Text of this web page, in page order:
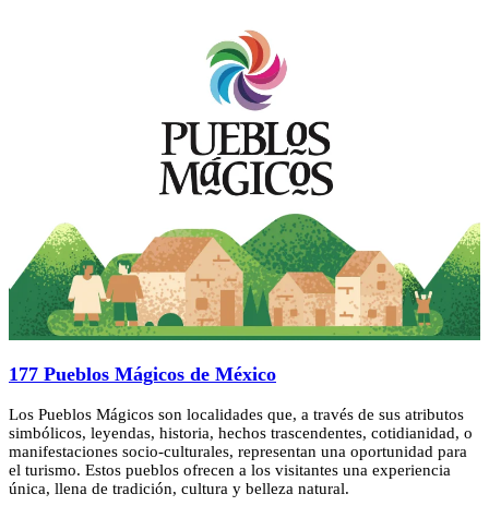
177 Pueblos Mágicos de México
Los Pueblos Mágicos son localidades que, a través de sus atributos
simbólicos, leyendas, historia, hechos trascendentes, cotidianidad, o
manifestaciones socio-culturales, representan una oportunidad para
el turismo. Estos pueblos ofrecen a los visitantes una experiencia
única, llena de tradición, cultura y belleza natural.